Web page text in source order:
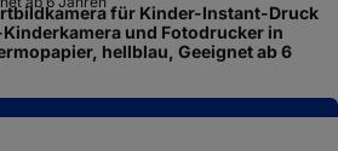
für Kinder-Instant-Druck
und Fotodrucker in
hellblau, Geeignet ab 6